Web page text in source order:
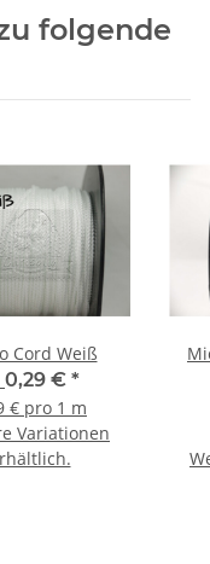
folgende
Cord Weiß
0,29 € *
€ pro 1 m
Variationen